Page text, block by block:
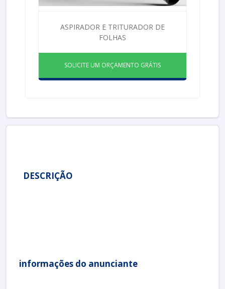
ASPIRADOR E TRITURADOR DE
FOLHAS
SOLICITE UM ORÇAMENTO GRÁTIS
DESCRIÇÃO
informações do anunciante